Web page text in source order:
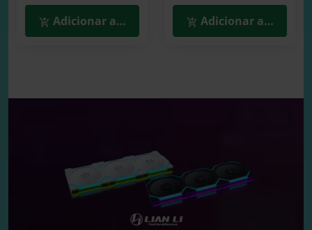
Adicionar ao Carrinho Adicionar ao